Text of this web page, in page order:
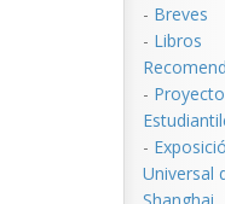
- Breves
- Libros
-
-
Universal